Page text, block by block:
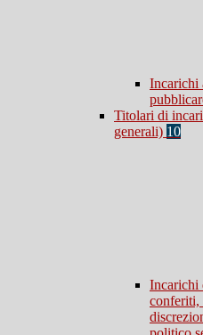
Incarichi
Titolari di
generali) 10
Incarichi